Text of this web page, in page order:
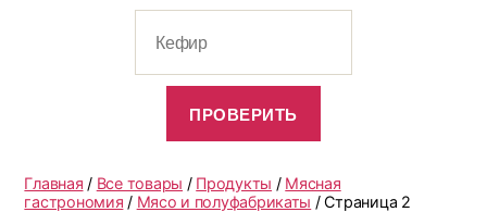
Главная / Все товары / Продукты / Мясная
гастрономия / Мясо и полуфабрикаты / Страница 2